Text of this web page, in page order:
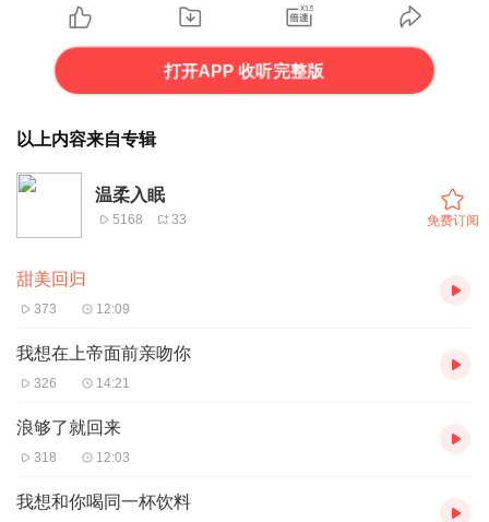
打开APP 收听完整版
以上内容来自专辑
温柔入眠
5168 33 免费订阅
甜美回归
373 12:09
我想在上帝面前亲吻你
326 14:21
浪够了就回来
318 12:03
我想和你喝同一杯饮料